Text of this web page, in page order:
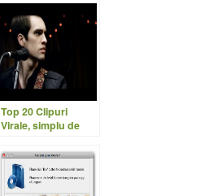
Top 20 Clipuri
Virale, simplu de